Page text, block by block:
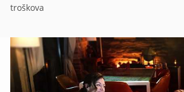
troškova